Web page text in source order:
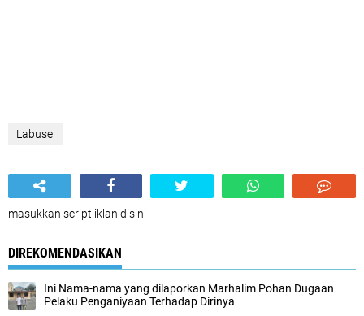
Labusel
masukkan script iklan disini
DIREKOMENDASIKAN
Ini Nama-nama yang dilaporkan Marhalim Pohan Dugaan
Pelaku Penganiyaan Terhadap Dirinya